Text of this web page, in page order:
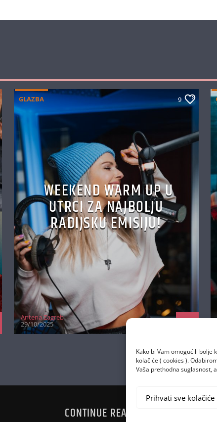
Kako bi Vam omogućili bolje
kolačiće ( cookies ).
Vaša prethodna suglasnost,
Prihvati sve kolačiće
GLAZBA 9
WEEKEND WARM UP U
UTRCI ZA NAJBOLJU
RADIJSKU EMISIJU!
Antena Zagreb
29/10/2025
CONTINUE READING